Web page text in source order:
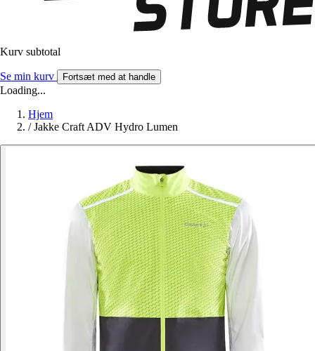
Kurv subtotal
Se min kurv Fortsæt med at handle
Loading...
Hjem
/ Jakke Craft ADV Hydro Lumen